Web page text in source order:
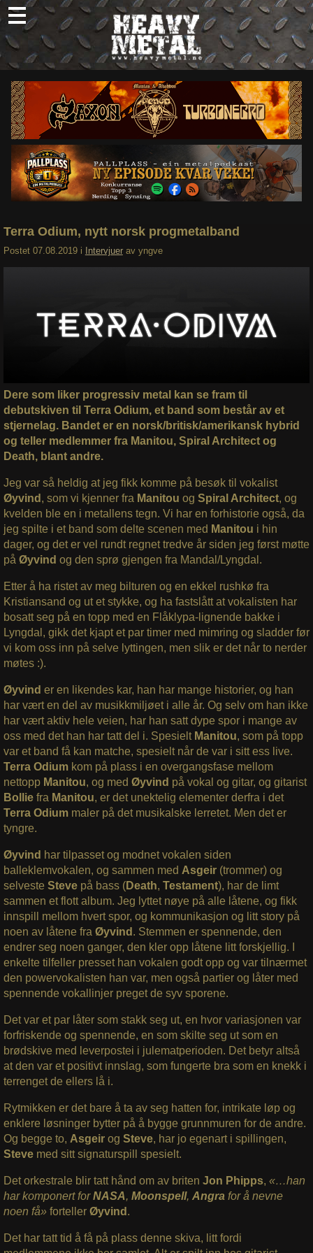
Skip
to
content
Nyheter
Omtaler
Intervjuer
Om oss
Abonner
Søk
Terra Odium, nytt norsk progmetalband
Postet 07.08.2019 i Intervjuer av yngve
Dere som liker progressiv metal kan se fram til
debutskiven til Terra Odium, et band som består av et
stjernelag. Bandet er en norsk/britisk/amerikansk hybrid
og teller medlemmer fra Manitou, Spiral Architect og
Death, blant andre.
Jeg var så heldig at jeg fikk komme på besøk til vokalist
Øyvind , som vi kjenner fra Manitou og Spiral Architect, og
kvelden ble en i metallens tegn. Vi har en forhistorie også, da
jeg spilte i et band som delte scenen med Manitou i hin
dager, og det er vel rundt regnet tredve år siden jeg først møtte
på Øyvind og den sprø gjengen fra Mandal/Lyngdal.
Etter å ha ristet av meg bilturen og en ekkel rushkø fra
Kristiansand og ut et stykke, og ha fastslått at vokalisten har
bosatt seg på en topp med en Flåklypa-lignende bakke i
Lyngdal, gikk det kjapt et par timer med mimring og sladder før
vi kom oss inn på selve lyttingen, men slik er det når to nerder
møtes :).
Øyvind er en likendes kar, han har mange historier, og han
har vært en del av musikkmiljøet i alle år. Og selv om han ikke
har vært aktiv hele veien, har han satt dype spor i mange av
oss med det han har tatt del i. Spesielt Manitou, som på topp
var et band få kan matche, spesielt når de var i sitt ess live.
Terra Odium kom på plass i en overgangsfase mellom
nettopp Manitou, og med Øyvind på vokal og gitar, og gitarist
Bollie fra Manitou, er det unektelig elementer derfra i det
Terra Odiummaler på det musikalske lerretet. Men det er
tyngre.
Øyvind har tilpasset og modnet vokalen siden
balleklemvokalen, og sammen med Asgeir (trommer) og
selveste Steve på bass (Death, Testament), har de limt
sammen et flott album. Jeg lyttet nøye på alle låtene, og fikk
innspill mellom hvert spor, og kommunikasjon og litt story på
noen av låtene fra Øyvind . Stemmen er spennende, den
endrer seg noen ganger, den kler opp låtene litt forskjellig. I
enkelte tilfeller presset han vokalen godt opp og var tilnærmet
den powervokalisten han var, men også partier og låter med
spennende vokallinjer preget de syv sporene.
Det var et par låter som stakk seg ut, en hvor variasjonen var
forfriskende og spennende, en som skilte seg ut som en
brødskive med leverpostei i julematperioden. Det betyr altså
at den var et positivt innslag, som fungerte bra som en knekk i
terrenget de ellers lå i.
Rytmikken er det bare å ta av seg hatten for, intrikate løp og
enklere løsninger bytter på å bygge grunnmuren for de andre.
Og begge to, Asgeirog Steve, har jo egenart i spillingen,
Steve med sitt signaturspill spesielt.
Det orkestrale blir tatt hånd om av briten Jon Phipps, «…han
har komponert forNASA, Moonspell, Angra for å nevne
noen få» forteller Øyvind .
Det har tatt tid å få på plass denne skiva, litt fordi